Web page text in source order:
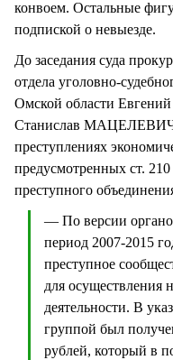
конвоем. Остальные
подпиской о невыезде.
До заседания суда
отдела уголовно-
Омской области
Станислав МАЦЕЛЕВИЧ
преступлениях
предусмотренных ст.
преступного
— По версии
период 2007-2015
преступное
для осуществления
деятельности. В
группой был
рублей, который в